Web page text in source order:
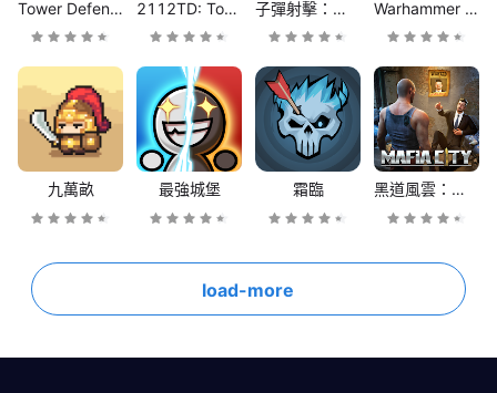
Tower Defense Legend 5 Pro 2112TD: Tower Defence Survival 子彈射擊：金銀島之謎 Warhammer Quest 2: End Times
九萬畝 最強城堡 霜臨 黑道風雲：老大你來做
load-more